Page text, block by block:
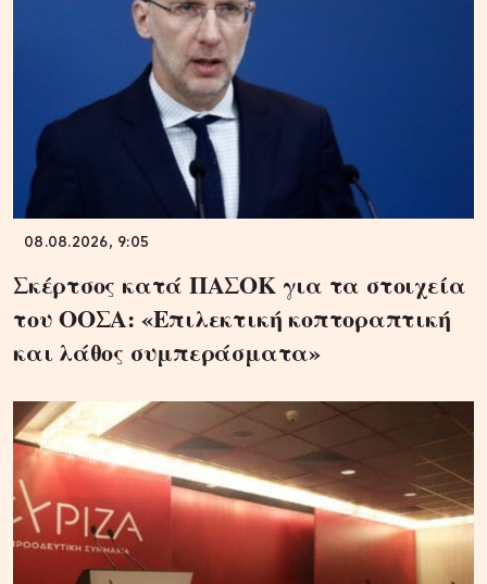
08.08.2026, 9:05
Σκέρτσος κατά ΠΑΣΟΚ για τα στοιχεία
του ΟΟΣΑ: «Επιλεκτική κοπτοραπτική
και λάθος συμπεράσματα»